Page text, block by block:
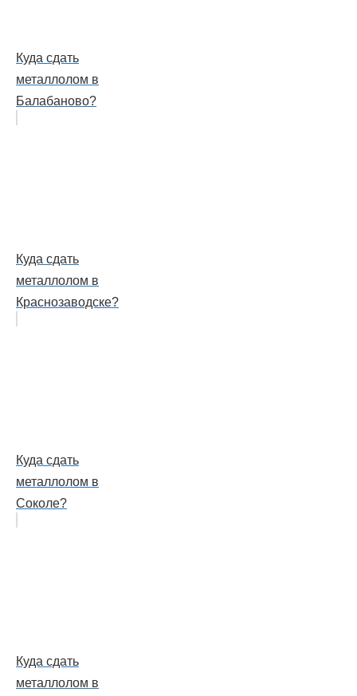
Куда сдать
металлолом в
Балабаново?
Куда сдать
металлолом в
Краснозаводске?
Куда сдать
металлолом в
Соколе?
Куда сдать
металлолом в